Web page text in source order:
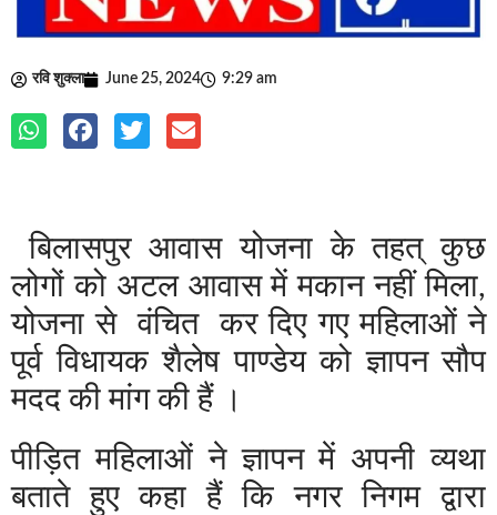
रवि शुक्ला June 25, 2024 9:29 am
बिलासपुर आवास योजना के तहत् कुछ
लोगों को अटल आवास में मकान नहीं मिला,
योजना से वंचित कर दिए गए महिलाओं ने
पूर्व विधायक शैलेष पाण्डेय को ज्ञापन सौप
मदद की मांग की हैं ।
पीड़ित महिलाओं ने ज्ञापन में अपनी व्यथा
बताते हुए कहा हैं कि नगर निगम द्वारा